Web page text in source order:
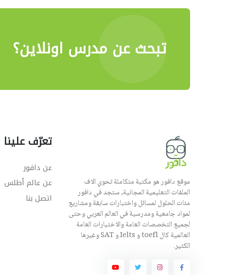
تبحث عن مدرس اونلاين؟
موقع دافور هو مكتبة متكاملة تحوي الاف
الملفات التعليمية المجانية, ستجد في دافور
مئات الحلول لمسائل واختبارات سابقة ومشاريع
لمواد جامعية ومدرسية في العالم العربي وحتى
لجميع التخصصات العامة والاختبارات العامة
العالمية كال toefl و Ielts و SAT وغيرها
الكثير.
تعرّف علينا
عن دافور
عن عالم أطلس
اتصل بنا